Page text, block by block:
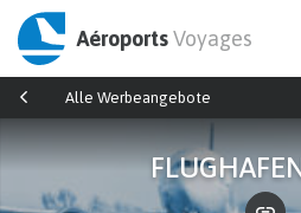
AéroportsVoyages
Alle Werbeangebote